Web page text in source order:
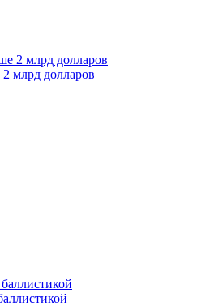
млрд долларов